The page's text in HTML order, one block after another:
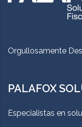
Orgullosamente
PALAFOX
Especialistas en